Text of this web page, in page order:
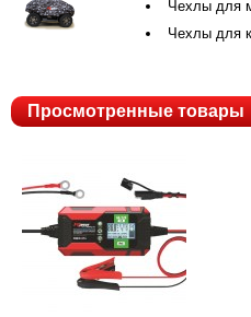
Чехлы для
Чехлы для
Просмотренные товары